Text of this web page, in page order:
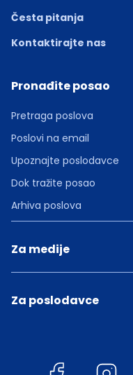
Česta pitanja
Kontaktirajte nas
Pronađite posao
Pretraga poslova
Poslovi na email
Upoznajte poslodavce
Dok tražite posao
Arhiva poslova
Za medije
Za poslodavce